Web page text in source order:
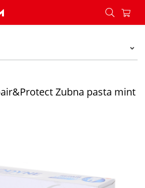
Repair&Protect Zubna pasta mint 75
Zubna pasta mint